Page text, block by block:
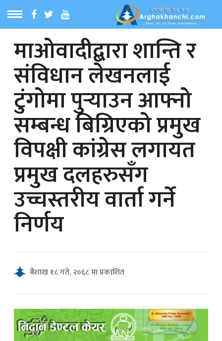
MENU
समाचार
समाचार
समाचार
News
माओवादीद्बारा शान्ति र
संविधान लेखनलाई
टुंगोमा पुर्‍याउन आफ्नो
सम्बन्ध बिग्रिएको प्रमुख
विपक्षी कांग्रेस लगायत
प्रमुख दलहरुसँग
उच्चस्तरीय वार्ता गर्ने
निर्णय
बैशाख १८ गते, २०६८ मा प्रकाशित